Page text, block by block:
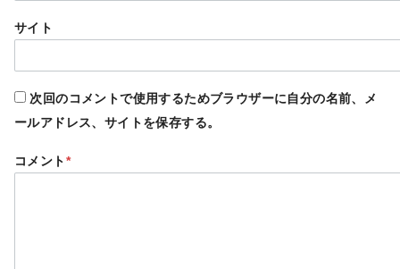
サイト
次回のコメントで使用するためブラウザーに自分の名前、メ
ールアドレス、サイトを保存する。
コメント*